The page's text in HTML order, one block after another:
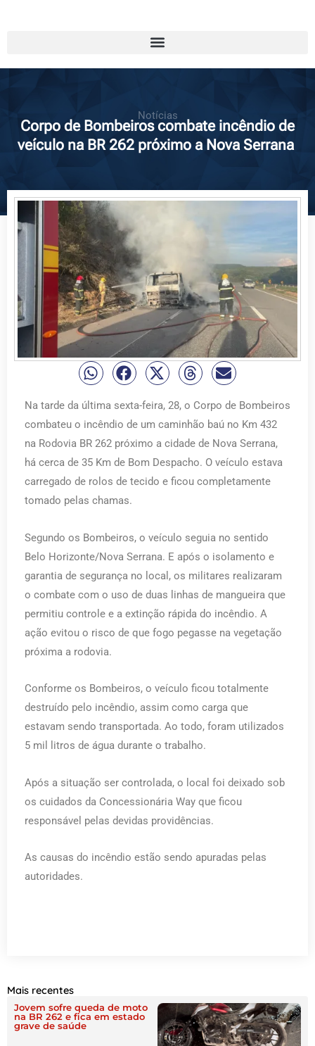
Notícias
Corpo de Bombeiros combate incêndio de
veículo na BR 262 próximo a Nova Serrana
Na tarde da última sexta-feira, 28, o Corpo de Bombeiros
combateu o incêndio de um caminhão baú no Km 432
na Rodovia BR 262 próximo a cidade de Nova Serrana,
há cerca de 35 Km de Bom Despacho. O veículo estava
carregado de rolos de tecido e ficou completamente
tomado pelas chamas.
Segundo os Bombeiros, o veículo seguia no sentido
Belo Horizonte/Nova Serrana. E após o isolamento e
garantia de segurança no local, os militares realizaram
o combate com o uso de duas linhas de mangueira que
permitiu controle e a extinção rápida do incêndio. A
ação evitou o risco de que fogo pegasse na vegetação
próxima a rodovia.
Conforme os Bombeiros, o veículo ficou totalmente
destruído pelo incêndio, assim como carga que
estavam sendo transportada. Ao todo, foram utilizados
5 mil litros de água durante o trabalho.
Após a situação ser controlada, o local foi deixado sob
os cuidados da Concessionária Way que ficou
responsável pelas devidas providências.
As causas do incêndio estão sendo apuradas pelas
autoridades.
Mais recentes
Jovem sofre queda de moto
na BR 262 e fica em estado
grave de saúde